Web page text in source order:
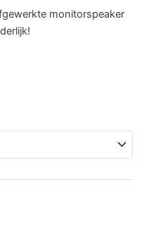
monitorspeaker